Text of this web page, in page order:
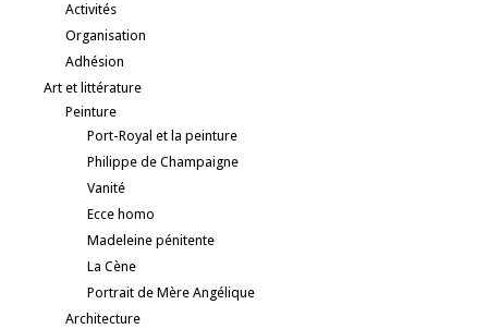
Activités
Organisation
Adhésion
Art et littérature
Peinture
Port-Royal et la peinture
Philippe de Champaigne
Vanité
Ecce homo
Madeleine pénitente
La Cène
Portrait de Mère Angélique
Architecture